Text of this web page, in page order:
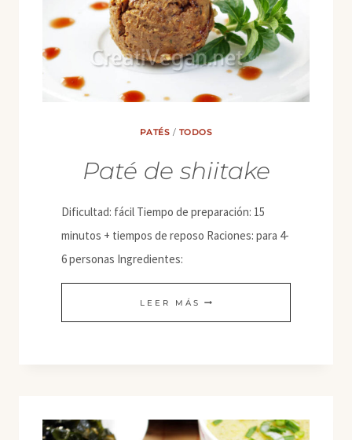
PATÉS / TODOS
Paté de shiitake
Dificultad: fácil Tiempo de preparación: 15
minutos + tiempos de reposo Raciones: para 4-
6 personas Ingredientes:
LEER MÁS PATÉ
DE